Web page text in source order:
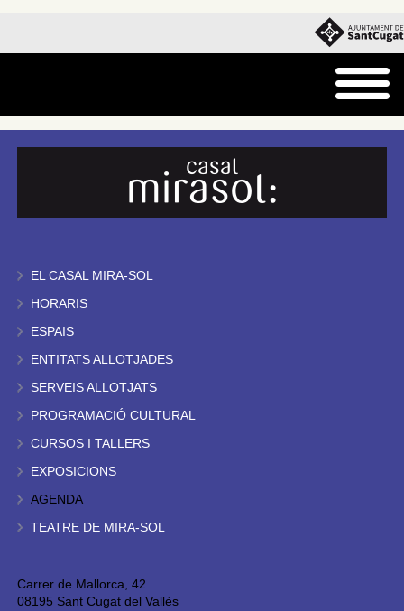
EL CASAL MIRA-SOL
HORARIS
ESPAIS
ENTITATS ALLOTJADES
SERVEIS ALLOTJATS
PROGRAMACIÓ CULTURAL
CURSOS I TALLERS
EXPOSICIONS
AGENDA
TEATRE DE MIRA-SOL
Carrer de Mallorca, 42
08195 Sant Cugat del Vallès